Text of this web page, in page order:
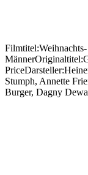
Filmtitel:Weihnachts-
Stumph, Annette
Burger, Dagny